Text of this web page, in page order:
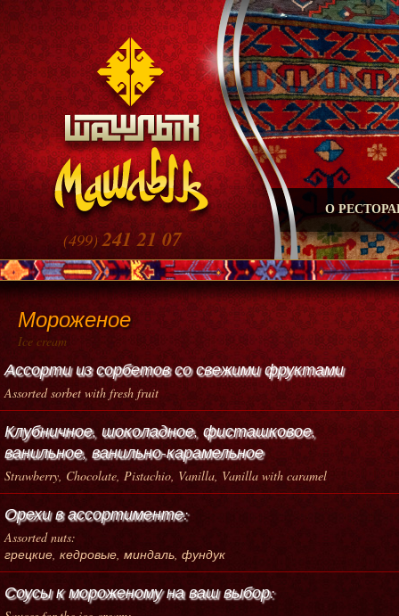
(499)241 21 07
О
Мороженое
Ice cream
Ассорти из сорбетов со свежими фруктами
Assorted sorbet with fresh fruit
Клубничное, шоколадное, фисташковое,
ванильное, ванильно-карамельное
Strawberry, Chocolate, Pistachio, Vanilla, Vanilla with caramel
Орехи в ассортименте:
Assorted nuts:
грецкие, кедровые, миндаль, фундук
Соусы к мороженому на ваш выбор: